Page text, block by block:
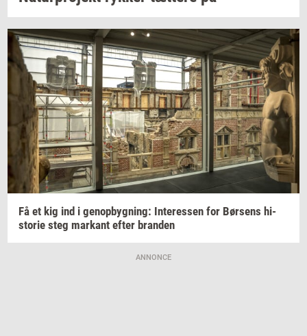
Få et kig ind i genop­byg­ning: In­ter­es­sen for Bør­sens hi­
sto­rie steg mar­kant efter bran­den
ANNONCE